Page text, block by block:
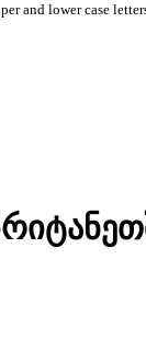
and lower case